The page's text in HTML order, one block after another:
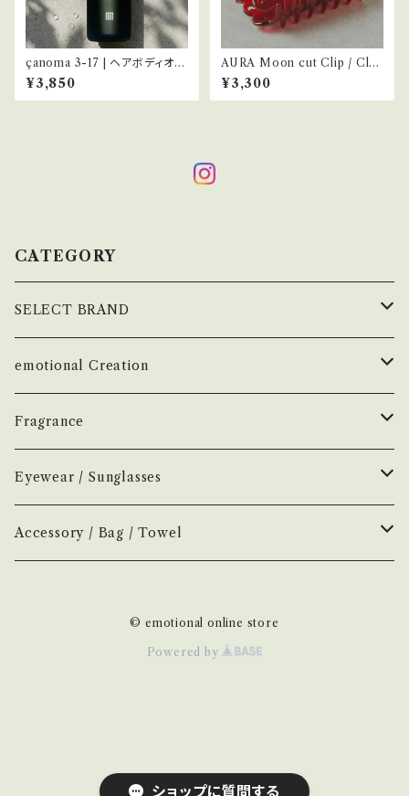
ショップに質問する
çanoma 3-17 | ヘアボディオイ
ル 50ml
¥3,850
AURA Moon cut Clip / Clea
r Cherry
¥3,300
CATEGORY
SELECT BRAND
çanoma
香水
お香
Earl of East
Air Freshener
Home Mist
Melt
DIVE
NEW.eyewear
emotional Creation
Vintage
Fragrance
Accessory
Fragrance
Perfume
Incense
Eyewear / Sunglasses
Color Lens
Accessory / Bag / Towel
© emotional online store
Powered by